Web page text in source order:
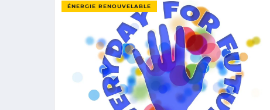
ÉNERGIE RENOUVELABLE